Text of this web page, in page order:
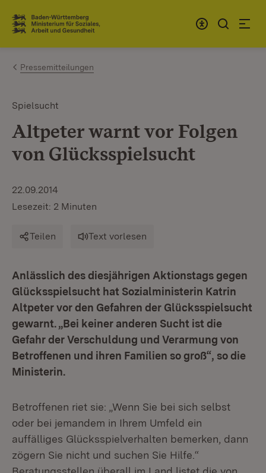
Zum Inhalt springen
Link zur Startseite
Pressemitteilungen
Spielsucht
Altpeter warnt vor Folgen
von Glücksspielsucht
22.09.2014
Lesezeit: 2 Minuten
Teilen Text vorlesen
Anlässlich des diesjährigen Aktionstags gegen
Glücksspielsucht hat Sozialministerin Katrin
Altpeter vor den Gefahren der Glücksspielsucht
gewarnt. „Bei keiner anderen Sucht ist die
Gefahr der Verschuldung und Verarmung von
Betroffenen und ihren Familien so groß“, so die
Ministerin.
Betroffenen riet sie: „Wenn Sie bei sich selbst
oder bei jemandem in Ihrem Umfeld ein
auffälliges Glücksspielverhalten bemerken, dann
zögern Sie nicht und suchen Sie Hilfe.“